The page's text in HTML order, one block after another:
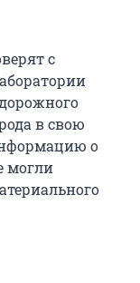
с
в свою
о
могли